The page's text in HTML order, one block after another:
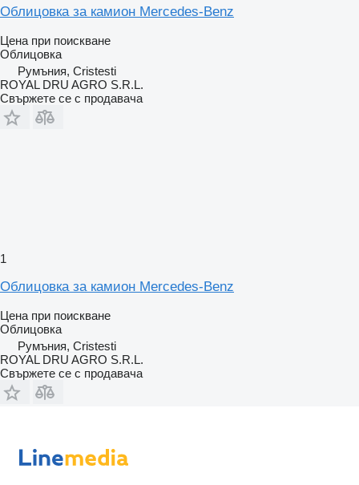
Облицовка за камион Mercedes-Benz
Цена при поискване
Облицовка
Румъния, Cristesti
ROYAL DRU AGRO S.R.L.
Свържете се с продавача
1
Облицовка за камион Mercedes-Benz
Цена при поискване
Облицовка
Румъния, Cristesti
ROYAL DRU AGRO S.R.L.
Свържете се с продавача